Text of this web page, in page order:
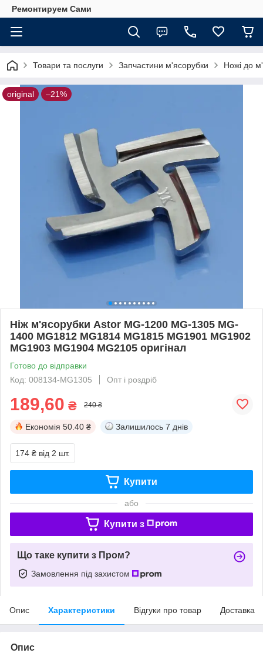
Ремонтируем Сами
Товари та послуги Запчастини м'ясорубки Ножі до
original –21%
Ніж м'ясорубки Astor MG-1200 MG-1305 MG-
1400 MG1812 MG1814 MG1815 MG1901 MG1902
MG1903 MG1904 MG2105 оригінал
Готово до відправки
Код: 008134-MG1305
Опт і роздріб
189,60 ₴ 240 ₴
Економія 50.40 ₴ Залишилось 7 днів
174 ₴ від 2 шт.
Купити
або
Купити з
Що таке купити з Пром?
Замовлення під захистом
Опис Характеристики Відгуки про товар Доставка
Опис